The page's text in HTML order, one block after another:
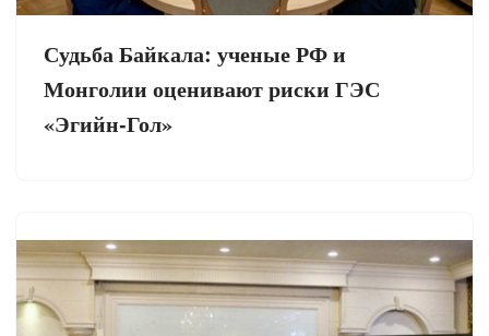
Судьба Байкала: ученые РФ и
Монголии оценивают риски ГЭС
«Эгийн-Гол»